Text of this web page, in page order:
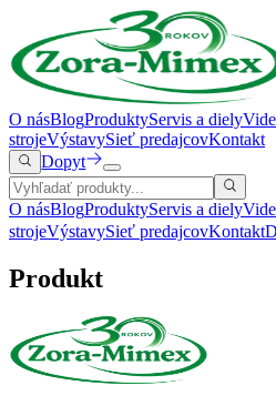
O násBlogProduktyServis a diely
strojeVýstavySieť predajcovKontakt
Dopyt
O násBlogProduktyServis a diely
strojeVýstavySieť predajcovKontakt
Produkt